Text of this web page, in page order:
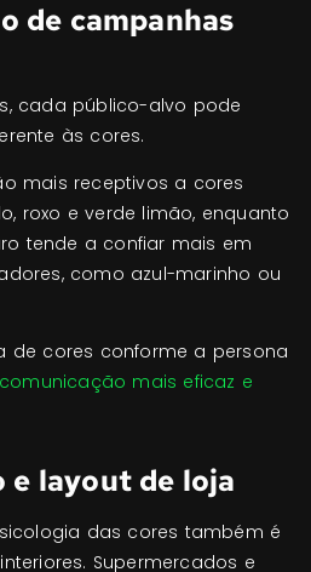
de campanhas
cada público-alvo pode
às cores.
mais receptivos a cores
roxo e verde limão, enquanto
tende a confiar mais em
como azul-marinho ou
de cores conforme a persona
comunicação mais eficaz e
e layout de loja
das cores também é
Supermercados e